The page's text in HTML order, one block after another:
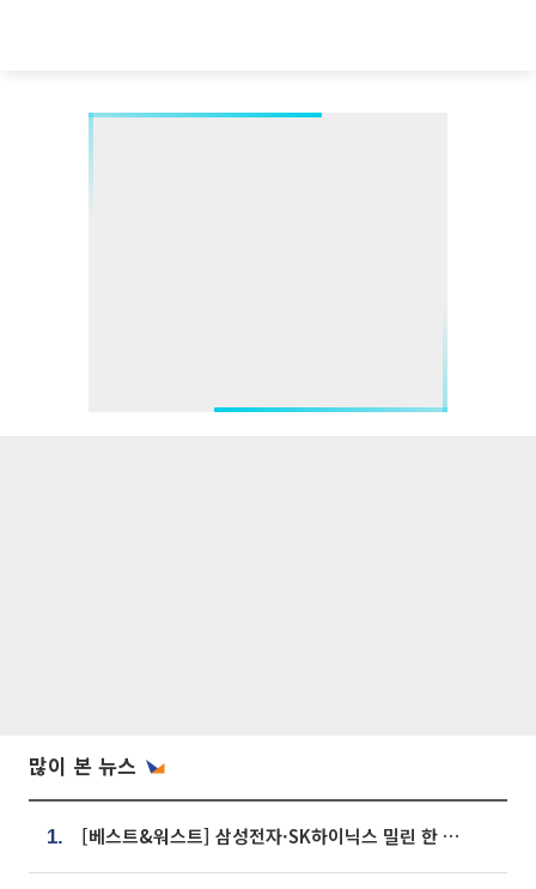
많이 본 뉴스
1. [베스트&워스트] 삼성전자·SK하이닉스 밀린 한 주…상상인증권은 85% 급등